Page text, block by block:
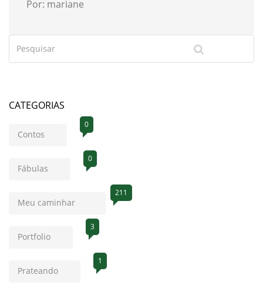
Por: mariane
CATEGORIAS
Contos
0
Fábulas
0
Meu caminhar
211
Portfolio
3
Prateando
1